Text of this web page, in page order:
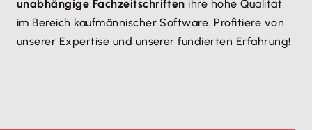
unabhängige Fachzeitschriften ihre hohe Qualität
im Bereich kaufmännischer Software. Profitiere von
unserer Expertise und unserer fundierten Erfahrung!